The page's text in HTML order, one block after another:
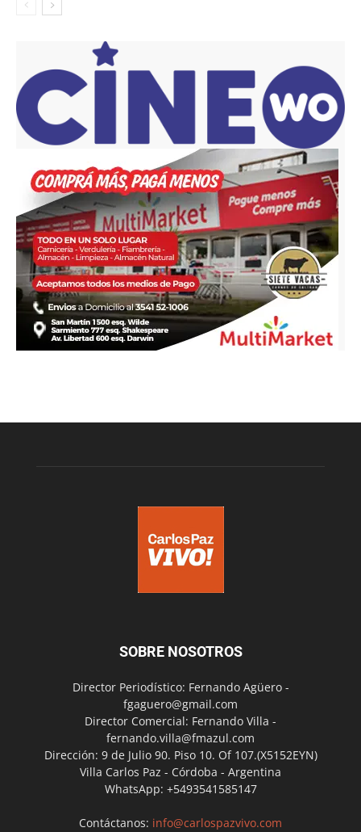
SOBRE NOSOTROS
Director Periodístico: Fernando Agüero -
fgaguero@gmail.com
Director Comercial: Fernando Villa -
fernando.villa@fmazul.com
Dirección: 9 de Julio 90. Piso 10. Of 107.(X5152EYN)
Villa Carlos Paz - Córdoba - Argentina
WhatsApp: +5493541585147
Contáctanos: info@carlospazvivo.com